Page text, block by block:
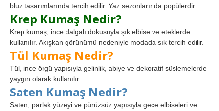
bluz tasarımlarında tercih edilir. Yaz sezonlarında popülerdir.
Krep Kumaş Nedir?
Krep kumaş, ince dalgalı dokusuyla şık elbise ve eteklerde
kullanılır. Akışkan görünümü nedeniyle modada sık tercih edilir.
Tül Kumaş Nedir?
Tül, ince örgü yapısıyla gelinlik, abiye ve dekoratif süslemelerde
yaygın olarak kullanılır.
Saten Kumaş Nedir?
Saten, parlak yüzeyi ve pürüzsüz yapısıyla gece elbiseleri ve